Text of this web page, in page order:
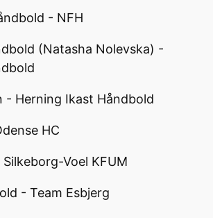
- NFH
(Natasha Nolevska) -
- Herning Ikast Håndbold
HC
Voel KFUM
- Team Esbjerg